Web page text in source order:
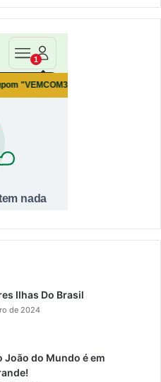
Ilhas Do Brasil
de 2024
João do Mundo é em